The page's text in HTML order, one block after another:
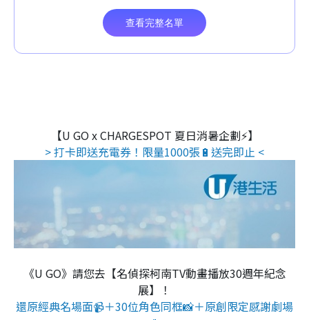
【U GO x CHARGESPOT 夏日消暑企劃⚡】
> 打卡即送充電券！限量1000張🔋送完即止 <
《U GO》請您去【名偵探柯南TV動畫播放30週年紀念
展】！
還原經典名場面📹＋30位角色同框📸＋原創限定感謝劇場